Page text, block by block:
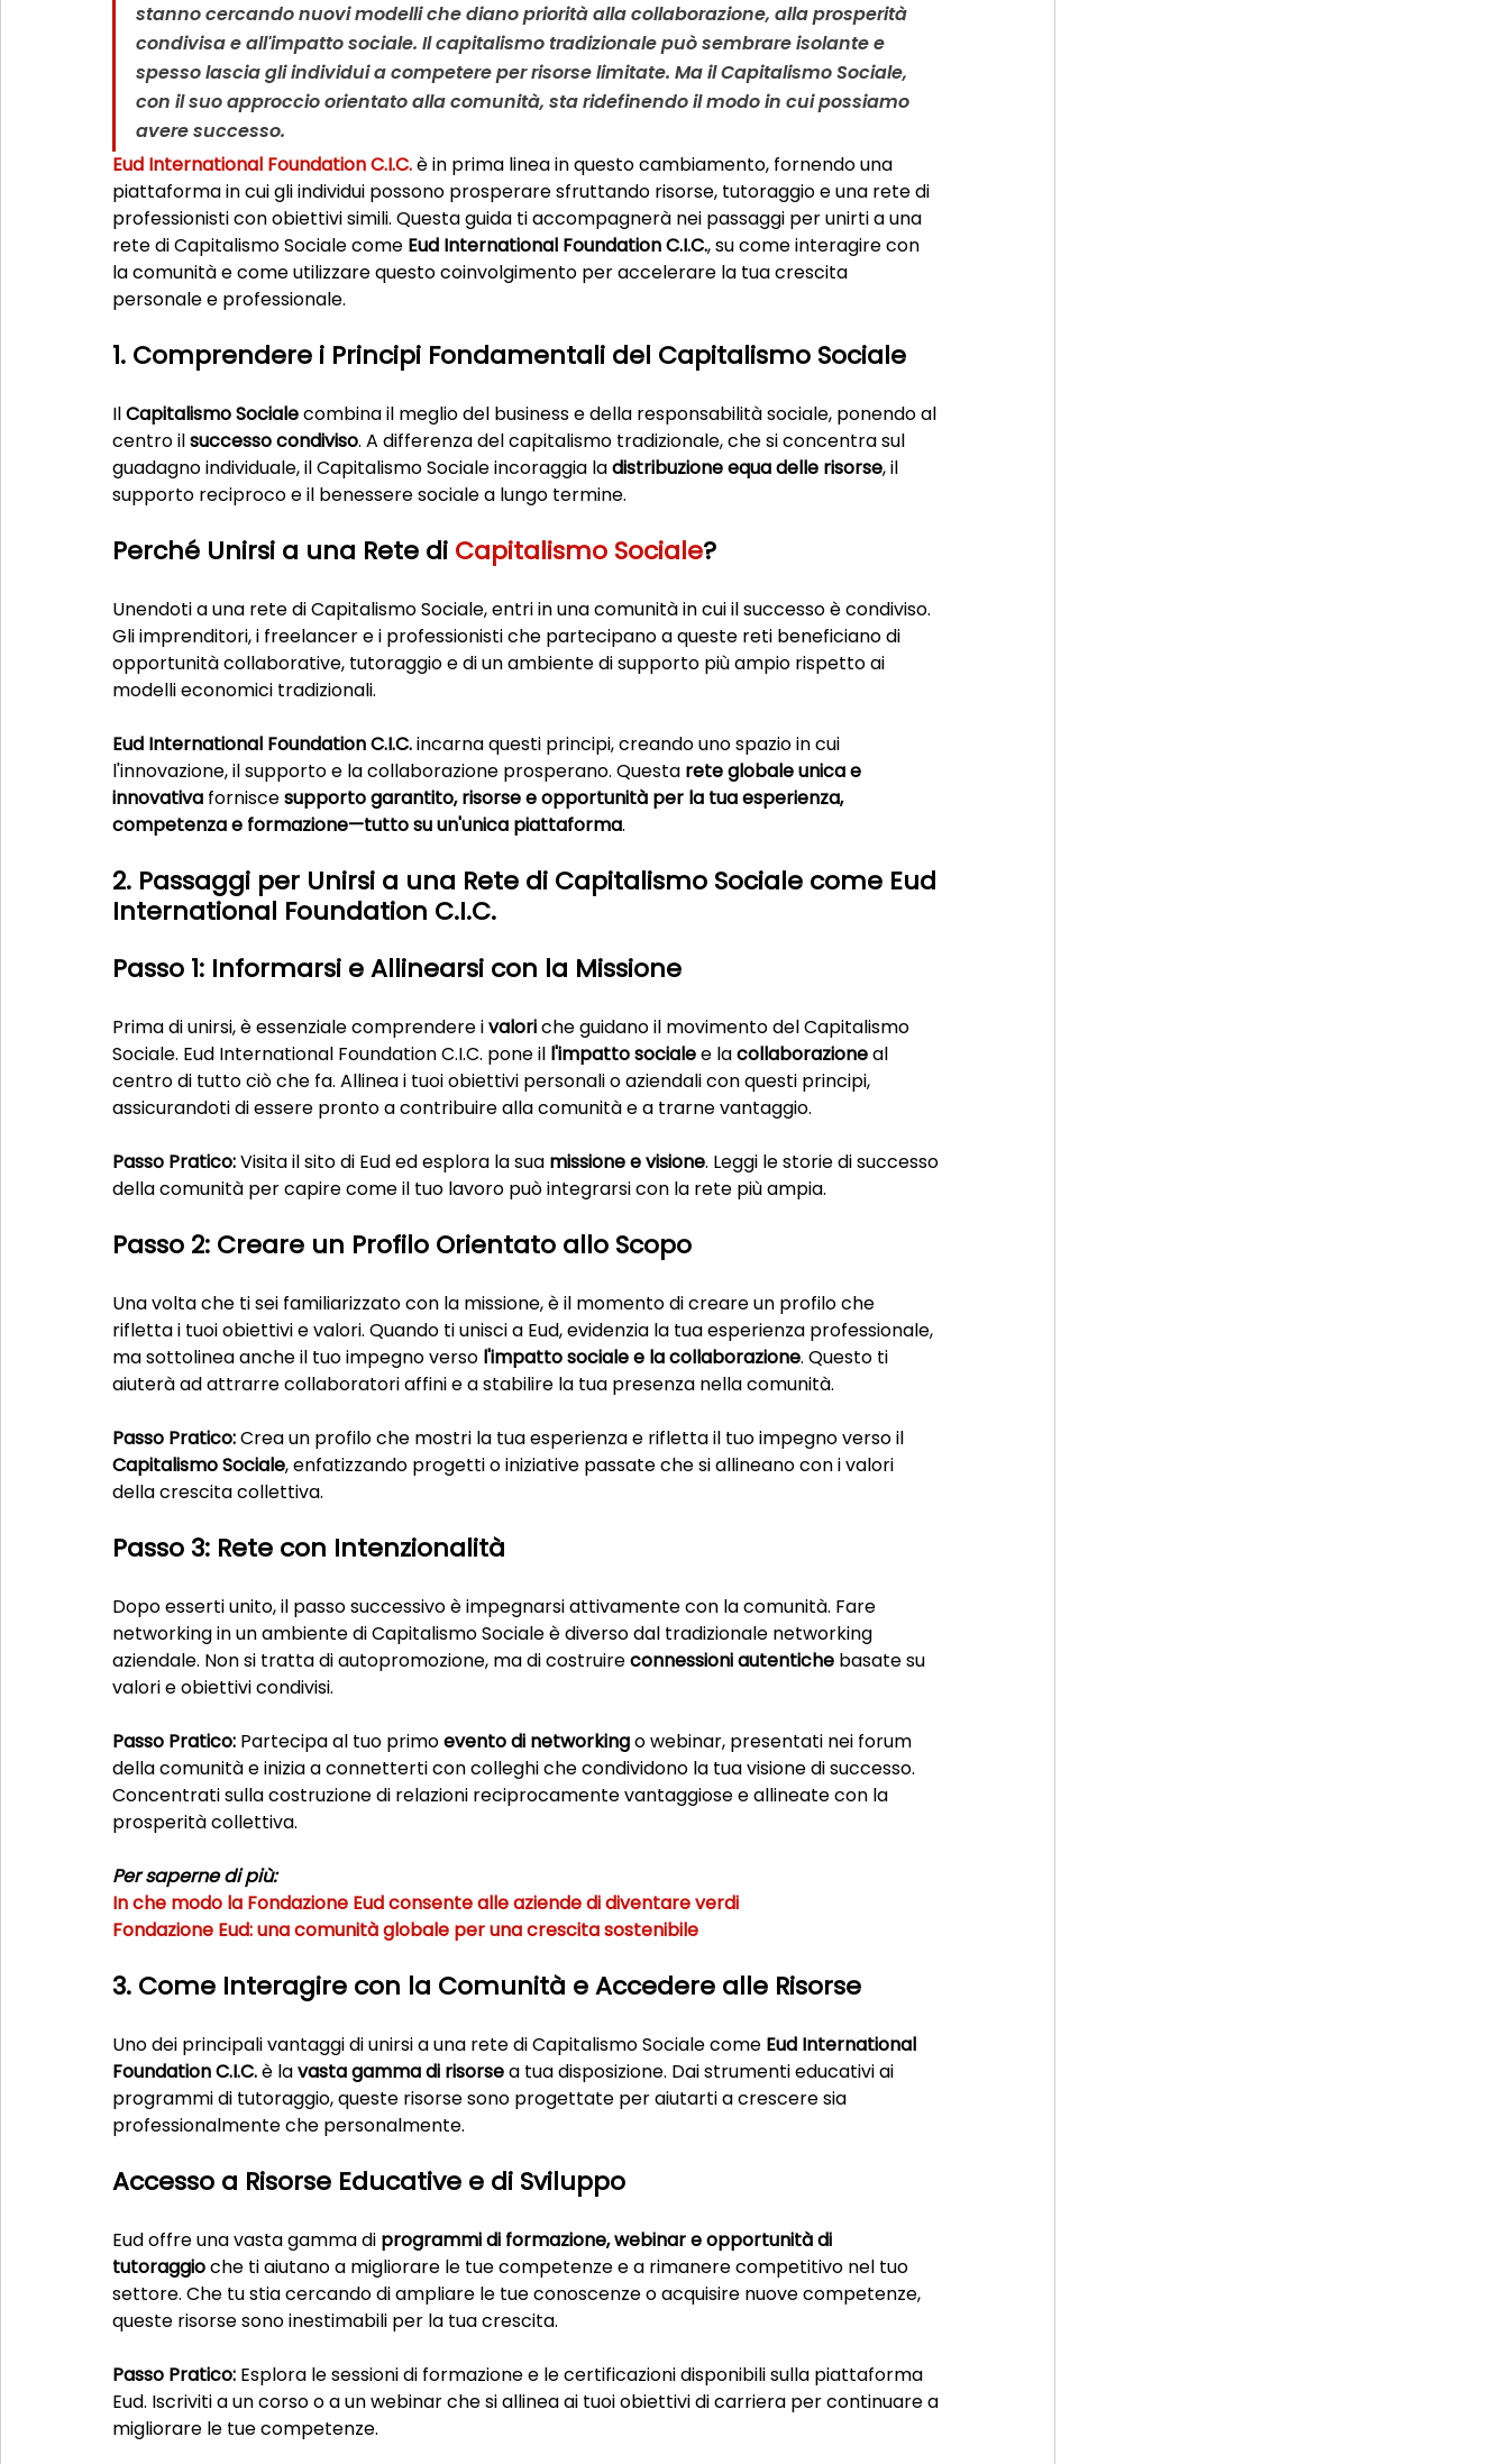
stanno cercando nuovi modelli che diano priorità alla collaborazione, alla prosperità
condivisa e all'impatto sociale. Il capitalismo tradizionale può sembrare isolante e
spesso lascia gli individui a competere per risorse limitate. Ma il Capitalismo Sociale,
con il suo approccio orientato alla comunità, sta ridefinendo il modo in cui possiamo
avere successo.
Eud International Foundation C.I.C. è in prima linea in questo cambiamento, fornendo una
piattaforma in cui gli individui possono prosperare sfruttando risorse, tutoraggio e una rete di
professionisti con obiettivi simili. Questa guida ti accompagnerà nei passaggi per unirti a una
rete di Capitalismo Sociale come Eud International Foundation C.I.C., su come interagire con
la comunità e come utilizzare questo coinvolgimento per accelerare la tua crescita
personale e professionale.
1. Comprendere i Principi Fondamentali del Capitalismo Sociale
Il Capitalismo Sociale combina il meglio del business e della responsabilità sociale, ponendo al
centro il successo condiviso. A differenza del capitalismo tradizionale, che si concentra sul
guadagno individuale, il Capitalismo Sociale incoraggia la distribuzione equa delle risorse, il
supporto reciproco e il benessere sociale a lungo termine.
Perché Unirsi a una Rete di Capitalismo Sociale?
Unendoti a una rete di Capitalismo Sociale, entri in una comunità in cui il successo è condiviso.
Gli imprenditori, i freelancer e i professionisti che partecipano a queste reti beneficiano di
opportunità collaborative, tutoraggio e di un ambiente di supporto più ampio rispetto ai
modelli economici tradizionali.
Eud International Foundation C.I.C. incarna questi principi, creando uno spazio in cui
l'innovazione, il supporto e la collaborazione prosperano. Questa rete globale unica e
innovativa fornisce supporto garantito, risorse e opportunità per la tua esperienza,
competenza e formazione—tutto su un'unica piattaforma.
2. Passaggi per Unirsi a una Rete di Capitalismo Sociale come Eud
International Foundation C.I.C.
Passo 1: Informarsi e Allinearsi con la Missione
Prima di unirsi, è essenziale comprendere i valori che guidano il movimento del Capitalismo
Sociale. Eud International Foundation C.I.C. pone il l'impatto sociale e la collaborazione al
centro di tutto ciò che fa. Allinea i tuoi obiettivi personali o aziendali con questi principi,
assicurandoti di essere pronto a contribuire alla comunità e a trarne vantaggio.
Passo Pratico: Visita il sito di Eud ed esplora la sua missione e visione. Leggi le storie di successo
della comunità per capire come il tuo lavoro può integrarsi con la rete più ampia.
Passo 2: Creare un Profilo Orientato allo Scopo
Una volta che ti sei familiarizzato con la missione, è il momento di creare un profilo che
rifletta i tuoi obiettivi e valori. Quando ti unisci a Eud, evidenzia la tua esperienza professionale,
ma sottolinea anche il tuo impegno verso l'impatto sociale e la collaborazione. Questo ti
aiuterà ad attrarre collaboratori affini e a stabilire la tua presenza nella comunità.
Passo Pratico: Crea un profilo che mostri la tua esperienza e rifletta il tuo impegno verso il
Capitalismo Sociale, enfatizzando progetti o iniziative passate che si allineano con i valori
della crescita collettiva.
Passo 3: Rete con Intenzionalità
Dopo esserti unito, il passo successivo è impegnarsi attivamente con la comunità. Fare
networking in un ambiente di Capitalismo Sociale è diverso dal tradizionale networking
aziendale. Non si tratta di autopromozione, ma di costruire connessioni autentiche basate su
valori e obiettivi condivisi.
Passo Pratico: Partecipa al tuo primo evento di networking o webinar, presentati nei forum
della comunità e inizia a connetterti con colleghi che condividono la tua visione di successo.
Concentrati sulla costruzione di relazioni reciprocamente vantaggiose e allineate con la
prosperità collettiva.
Per saperne di più:
In che modo la Fondazione Eud consente alle aziende di diventare verdi
Fondazione Eud: una comunità globale per una crescita sostenibile
3. Come Interagire con la Comunità e Accedere alle Risorse
Uno dei principali vantaggi di unirsi a una rete di Capitalismo Sociale come Eud International
Foundation C.I.C. è la vasta gamma di risorse a tua disposizione. Dai strumenti educativi ai
programmi di tutoraggio, queste risorse sono progettate per aiutarti a crescere sia
professionalmente che personalmente.
Accesso a Risorse Educative e di Sviluppo
Eud offre una vasta gamma di programmi di formazione, webinar e opportunità di
tutoraggio che ti aiutano a migliorare le tue competenze e a rimanere competitivo nel tuo
settore. Che tu stia cercando di ampliare le tue conoscenze o acquisire nuove competenze,
queste risorse sono inestimabili per la tua crescita.
Passo Pratico: Esplora le sessioni di formazione e le certificazioni disponibili sulla piattaforma
Eud. Iscriviti a un corso o a un webinar che si allinea ai tuoi obiettivi di carriera per continuare a
migliorare le tue competenze.